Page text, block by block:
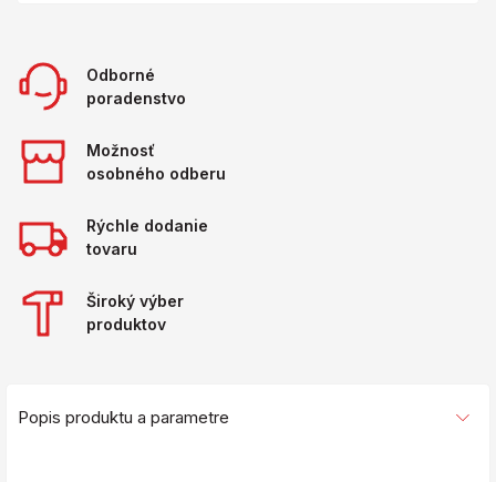
Odborné
poradenstvo
Možnosť
osobného odberu
Rýchle dodanie
tovaru
Široký výber
produktov
Popis produktu a parametre